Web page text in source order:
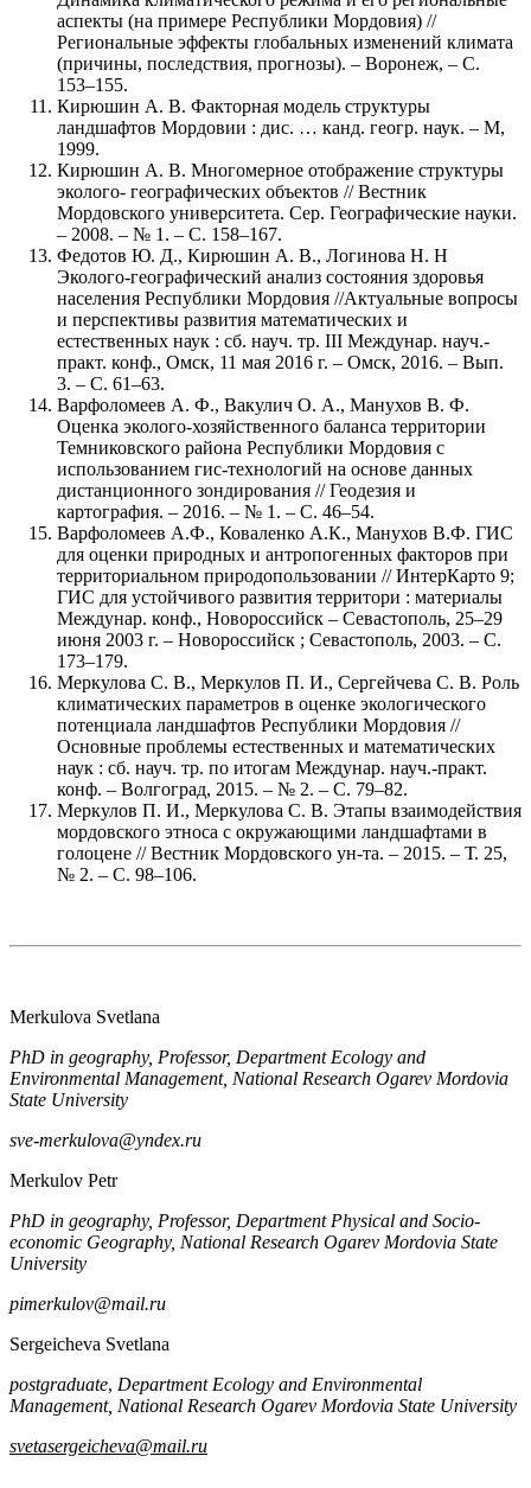
аспекты (на примере Республики Мордовия) //
Региональные эффекты глобальных изменений климата
(причины, последствия, прогнозы). – Воронеж, – С.
153–155.
Кирюшин А. В. Факторная модель структуры
ландшафтов Мордовии : дис. … канд. геогр. наук. – М,
1999.
Кирюшин А. В. Многомерное отображение структуры
эколого- географических объектов // Вестник
Мордовского университета. Сер. Географические науки.
– 2008. – № 1. – С. 158–167.
Федотов Ю. Д., Кирюшин А. В., Логинова Н. Н
Эколого-географический анализ состояния здоровья
населения Республики Мордовия //Актуальные вопросы
и перспективы развития математических и
естественных наук : сб. науч. тр. III Междунар. науч.-
практ. конф., Омск, 11 мая 2016 г. – Омск, 2016. – Вып.
3. – С. 61–63.
Варфоломеев А. Ф., Вакулич О. А., Манухов В. Ф.
Оценка эколого-хозяйственного баланса территории
Темниковского района Республики Мордовия с
использованием гис-технологий на основе данных
дистанционного зондирования // Геодезия и
картография. – 2016. – № 1. – С. 46–54.
Варфоломеев А.Ф., Коваленко А.К., Манухов В.Ф. ГИС
для оценки природных и антропогенных факторов при
территориальном природопользовании // ИнтерКарто 9;
ГИС для устойчивого развития территори : материалы
Междунар. конф., Новороссийск – Севастополь, 25–29
июня 2003 г. – Новороссийск ; Севастополь, 2003. – С.
173–179.
Меркулова С. В., Меркулов П. И., Сергейчева С. В. Роль
климатических параметров в оценке экологического
потенциала ландшафтов Республики Мордовия //
Основные проблемы естественных и математических
наук : сб. науч. тр. по итогам Междунар. науч.-практ.
конф. – Волгоград, 2015. – № 2. – С. 79–82.
Меркулов П. И., Меркулова С. В. Этапы взаимодействия
мордовского этноса с окружающими ландшафтами в
голоцене // Вестник Мордовского ун-та. – 2015. – Т. 25,
№ 2. – С. 98–106.
Merkulova Svetlana
PhD in geography, Professor, Department Ecology and
Environmental Management, National Research Ogarev Mordovia
State University
sve-merkulova@yndex.ru
Merkulov Petr
PhD in geography, Professor, Department Physical and Socio-
economic Geography, National Research Ogarev Mordovia State
University
pimerkulov@mail.ru
Sergeicheva Svetlana
postgraduate, Department Ecology and Environmental
Management, National Research Ogarev Mordovia State University
svetasergeicheva@mail.ru